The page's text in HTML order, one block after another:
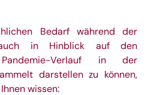
Bedarf während der
auch in Hinblick auf den
Verlauf in der
darstellen zu können,
wissen: